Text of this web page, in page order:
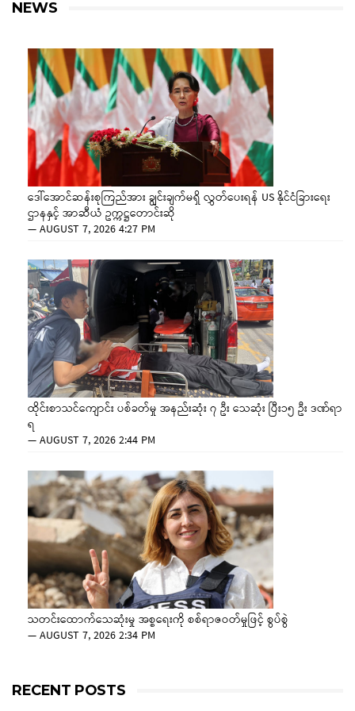
NEWS
ဒေါ်အောင်ဆန်းစုကြည်အား ချွင်းချက်မရှိ လွှတ်ပေးရန် US နိုင်ငံခြားရေး
ဌာနနှင့် အာဆီယံ ဥက္ကဋ္ဌတောင်းဆို
—AUGUST 7, 2026 4:27 PM
ထိုင်းစာသင်ကျောင်း ပစ်ခတ်မှု အနည်းဆုံး ၇ ဦး သေဆုံး ပြီး၁၅ ဦး ဒဏ်ရာ
ရ
—AUGUST 7, 2026 2:44 PM
သတင်းထောက်သေဆုံးမှု အစ္စရေးကို စစ်ရာဇဝတ်မှုဖြင့် စွပ်စွဲ
—AUGUST 7, 2026 2:34 PM
RECENT POSTS